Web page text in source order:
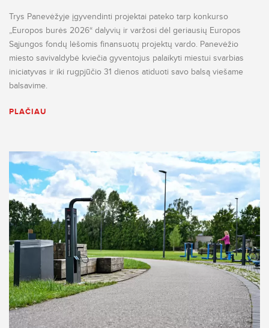
Trys Panevėžyje įgyvendinti projektai pateko tarp konkurso
„Europos burės 2026“ dalyvių ir varžosi dėl geriausių Europos
Sąjungos fondų lėšomis finansuotų projektų vardo. Panevėžio
miesto savivaldybė kviečia gyventojus palaikyti miestui svarbias
iniciatyvas ir iki rugpjūčio 31 dienos atiduoti savo balsą viešame
balsavime.
PLAČIAU